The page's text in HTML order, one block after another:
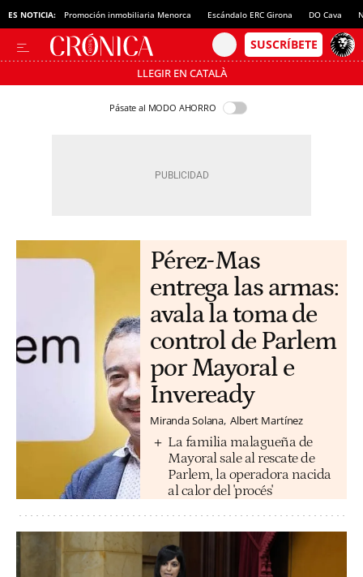
ES NOTICIA: Promoción inmobiliaria Menorca Escándalo ERC Girona DO Cava
LLEGIR EN CATALÀ
Pásate al MODO AHORRO
Pérez-Mas
entrega las armas:
avala la toma de
control de Parlem
por Mayoral e
Inveready
Miranda Solana Albert Martínez
La familia malagueña de
Mayoral sale al rescate de
Parlem, la operadora nacida
al calor del 'procés'